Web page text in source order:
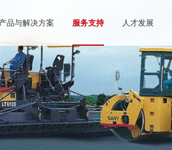
产品与解决方案 服务支持 人才发展